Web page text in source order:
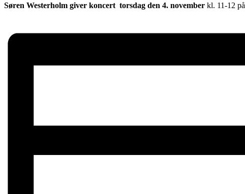
Søren Westerholm giver koncert torsdag den 4. november kl. 11-12 på